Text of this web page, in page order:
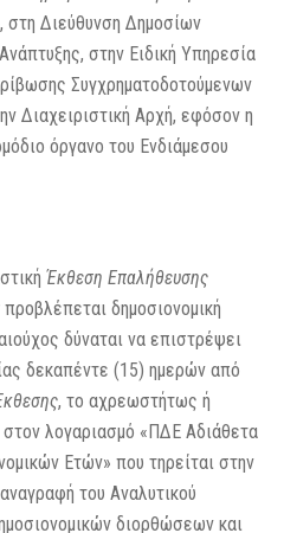
στη Διεύθυνση Δημοσίων
στην Ειδική Υπηρεσία
Συγχρηματοδοτούμενων
Διαχειριστική Αρχή, εφόσον η
όργανο του Ενδιάμεσου
Έκθεση Επαλήθευσης
προβλέπεται δημοσιονομική
δύναται να επιστρέψει
δεκαπέντε (15) ημερών από
, το αχρεωστήτως ή
λογαριασμό «ΠΔΕ Αδιάθετα
Ετών» που τηρείται στην
του Αναλυτικού
διορθώσεων και